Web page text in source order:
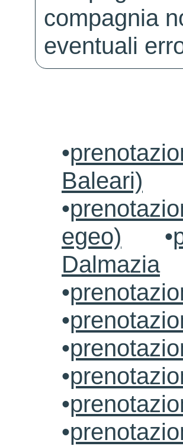
compagnia
eventuali
•
Baleari)
•
egeo) •
Dalmazia
•
•
•
•
•
•